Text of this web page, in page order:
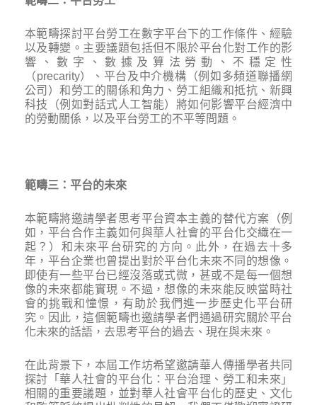
本範疇探討平台勞工在數字平台下的工作條件、經驗
以及轉變。主要議題包括但不限於平台化對工作的影
響、數字、數據及算法勞動、不穩定性
（precarity）、平台及中介機構（例如多頻道聯播網
公司）和勞工的關係和角力、勞工組織和抵抗、新興
科技（例如對話式人工智能）將如何影響平台經濟中
的勞動關係，以及平台勞工的不平等問題。
範疇三：平台的未來
本範疇將邀請學者思考平台資本主義的替代方案（例
如，平台合作主義如何與華人社會的平台化交織在一
起？）和未來平台研究的方向。此外，在過去十多
年，平台企業也曾提出對於平台化未來不同的想像。
即使有一些平台已經沒落或式微，甚或不是每一個想
像的未來都能實現。不過，想像的未來能反映當時社
會的挑戰和憧憬，有助於我們進一步歷史化平台研
究。因此，這個範疇也邀請學者們通過研究關於平台
化未來的話語，去思考平台的過去、現在與未來。
在此背景下，本屆工作坊希望邀請華人傳播學者共同
探討「華人社會的平台化：平台治理、勞工和未來」
相關的重要議題，並對華人社會平台化的歷史、文化